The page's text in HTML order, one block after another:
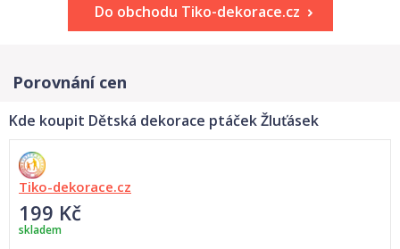
Do obchodu Tiko-dekorace.cz
Porovnání cen
Kde koupit Dětská dekorace ptáček Žluťásek
Tiko-dekorace.cz
199 Kč
skladem